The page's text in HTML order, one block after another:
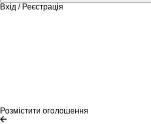
Вхід / Реєстрація
Розмістити оголошення